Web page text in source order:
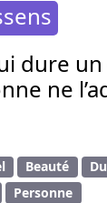
dure
ne
Beauté
Personne